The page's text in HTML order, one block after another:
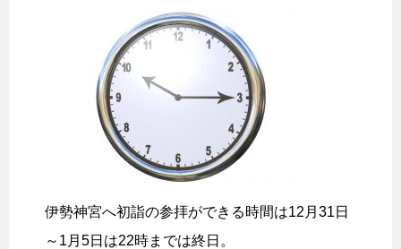
伊勢神宮へ初詣の参拝ができる時間は12月31日
～1月5日は22時までは終日。